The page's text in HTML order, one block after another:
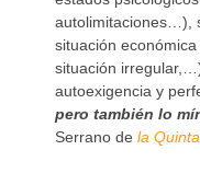
autolimitaciones…),
situación
situación
autoexigencia y
pero también lo
Serrano de la Quinta